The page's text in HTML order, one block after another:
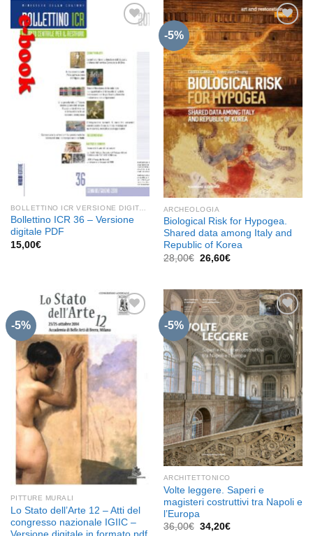
Aggiungi
desideri
BOLLETTINO ICR VERSIONE DIGITALE
Bollettino ICR 36 – Versione
digitale PDF
15,00€
-5%
Aggiungi
alla lista
dei
desideri
ARCHEOLOGIA
Biological Risk for Hypogea.
Shared data among Italy and
Republic of Korea
28,00€ Il
prezzo
28,00€.
26,60€Il
26,60€.
-5%
Aggiungi
alla lista
dei
PITTURE MURALI
Lo Stato dell’Arte 12 – Atti del
congresso nazionale IGIIC –
-5%
Aggiungi
alla lista
dei
desideri
ARCHITETTONICO
Volte leggere. Saperi e
magisteri costruttivi tra Napoli e
l’Europa
36,00€ Il
34,20€Il